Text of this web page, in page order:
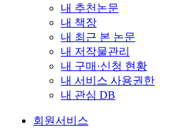
내 추천논문
내 책장
내 최근 본 논문
내 저작물관리
내 구매·신청 현황
내 서비스 사용권한
내 관심 DB
회원서비스